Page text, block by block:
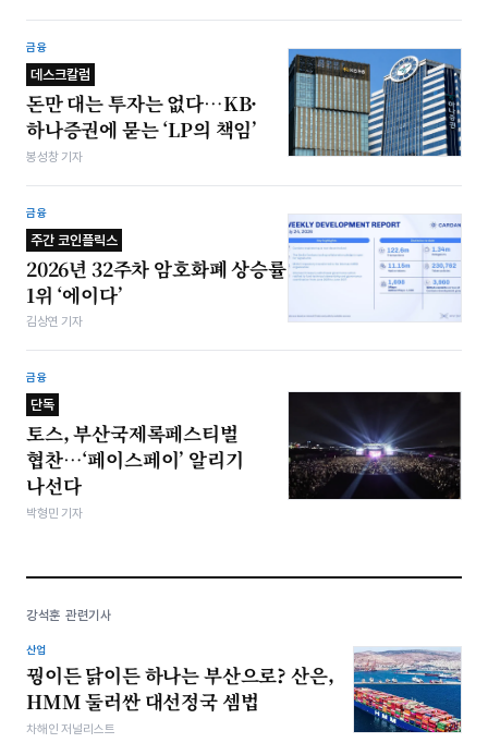
금융
데스크칼럼
돈만 대는 투자는 없다…KB·
하나증권에 묻는 ‘LP의 책임’
봉성창 기자
금융
주간 코인플릭스
2026년 32주차 암호화폐 상승률
1위 ‘에이다’
김상연 기자
금융
단독
토스, 부산국제록페스티벌
협찬…‘페이스페이’ 알리기
나선다
박형민 기자
강석훈 관련기사
산업
꿩이든 닭이든 하나는 부산으로? 산은,
HMM 둘러싼 대선정국 셈법
차해인 저널리스트